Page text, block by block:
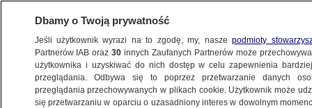
ŚWIAT
Dbamy o Twoją prywatność
Jeśli użytkownik wyrazi na to zgodę, my, naszepodmioty
Partnerów IAB oraz30 innych Zaufanych Partnerów może
użytkownika i uzyskiwać do nich dostęp w celu zapewnienia
przeglądania. Odbywa się to poprzez przetwarzanie danych
przeglądania przechowywanych w plikach cookie. Użytkownik może
się przetwarzaniu w oparciu o uzasadniony interes w dowolnym